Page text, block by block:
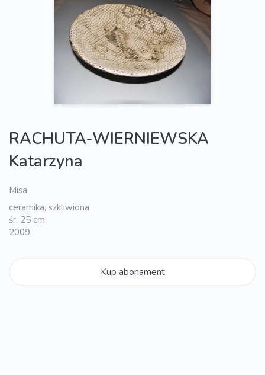
RACHUTA-WIERNIEWSKA
Katarzyna
Misa
ceramika, szkliwiona
śr. 25 cm
2009
Kup abonament